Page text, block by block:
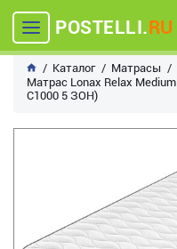
POSTELLI.RU
Каталог
Матрасы
Матрас Lonax Relax
C1000 5 ЗОН)